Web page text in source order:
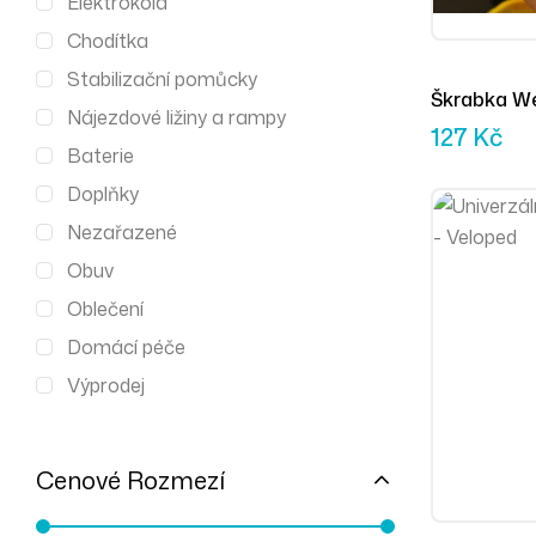
Škrabka
127 Kč
Chodítka
Stabilizační pomůcky
Nájezdové ližiny a rampy
Baterie
Doplňky
Nezařazené
Obuv
Oblečení
Domácí péče
Výprodej
Cenové Rozmezí